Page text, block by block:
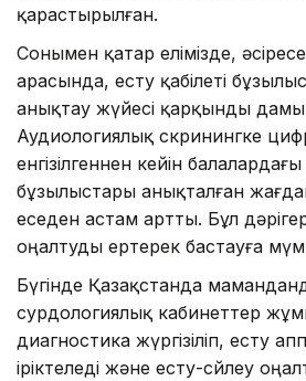
қарастырылған.
Сонымен қатар елімізде,
арасында, есту қабілеті
анықтау жүйесі қарқынды
Аудиологиялық скринингке
енгізілгеннен кейін балалардағы
бұзылыстары анықталған
еседен астам артты. Бұл
оңалтуды ертерек бастауға
Бүгінде Қазақстанда
сурдологиялық кабинеттер
диагностика жүргізіліп, есту
іріктеледі және есту-сөйлеу